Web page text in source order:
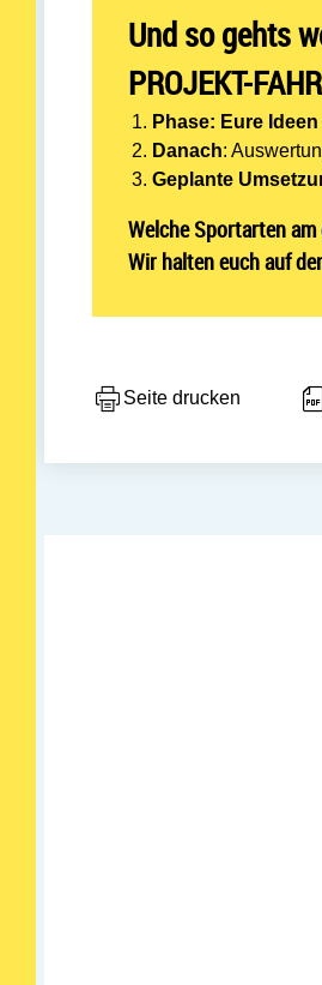
Und so gehts
PROJEKT-
Phase: Eure
Danach:
Geplante
Welche Sportarten
Wir halten euch auf
Seite drucken